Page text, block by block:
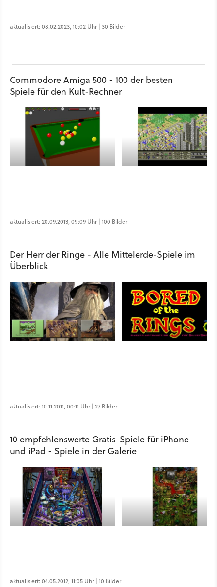
aktualisiert: 08.02.2023, 10:02 Uhr | 30 Bilder
Commodore Amiga 500 - 100 der besten
Spiele für den Kult-Rechner
aktualisiert: 20.09.2013, 09:09 Uhr | 100 Bilder
Der Herr der Ringe - Alle Mittelerde-Spiele im
Überblick
aktualisiert: 10.11.2011, 00:11 Uhr | 27 Bilder
10 empfehlenswerte Gratis-Spiele für iPhone
und iPad - Spiele in der Galerie
aktualisiert: 04.05.2012, 11:05 Uhr | 10 Bilder